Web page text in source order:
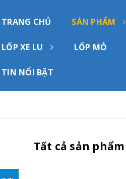
TRANG CHỦ SẢN PHẨM
LỐP XE LU LỐP MỎ
TIN NỔI BẬT
Tất cả sản phẩm